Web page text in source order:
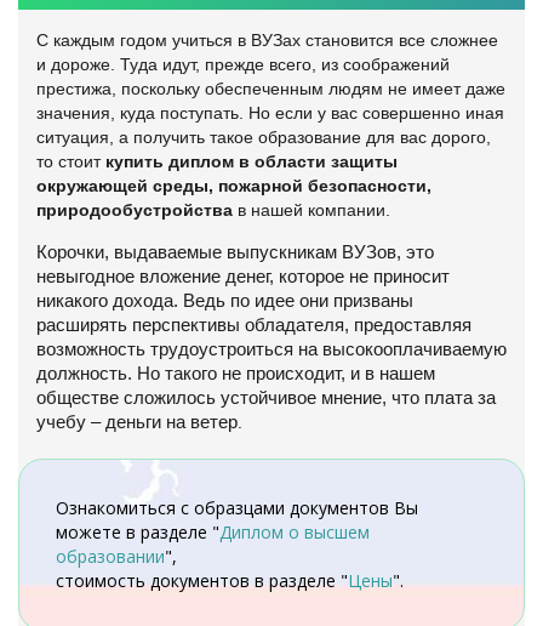
С каждым годом учиться в ВУЗах становится все сложнее
и дороже. Туда идут, прежде всего, из соображений
престижа, поскольку обеспеченным людям не имеет даже
значения, куда поступать. Но если у вас совершенно иная
ситуация, а получить такое образование для вас дорого,
то стоит купить диплом в области защиты
окружающей среды, пожарной безопасности,
природообустройства в нашей компании.
Корочки, выдаваемые выпускникам ВУЗов, это
невыгодное вложение денег, которое не приносит
никакого дохода. Ведь по идее они призваны
расширять перспективы обладателя, предоставляя
возможность трудоустроиться на высокооплачиваемую
должность. Но такого не происходит, и в нашем
обществе сложилось устойчивое мнение, что плата за
учебу – деньги на ветер
Ознакомиться с образцами документов Вы
можете в разделе "Диплом о высшем
образовании",
стоимость документов в разделе "Цены".